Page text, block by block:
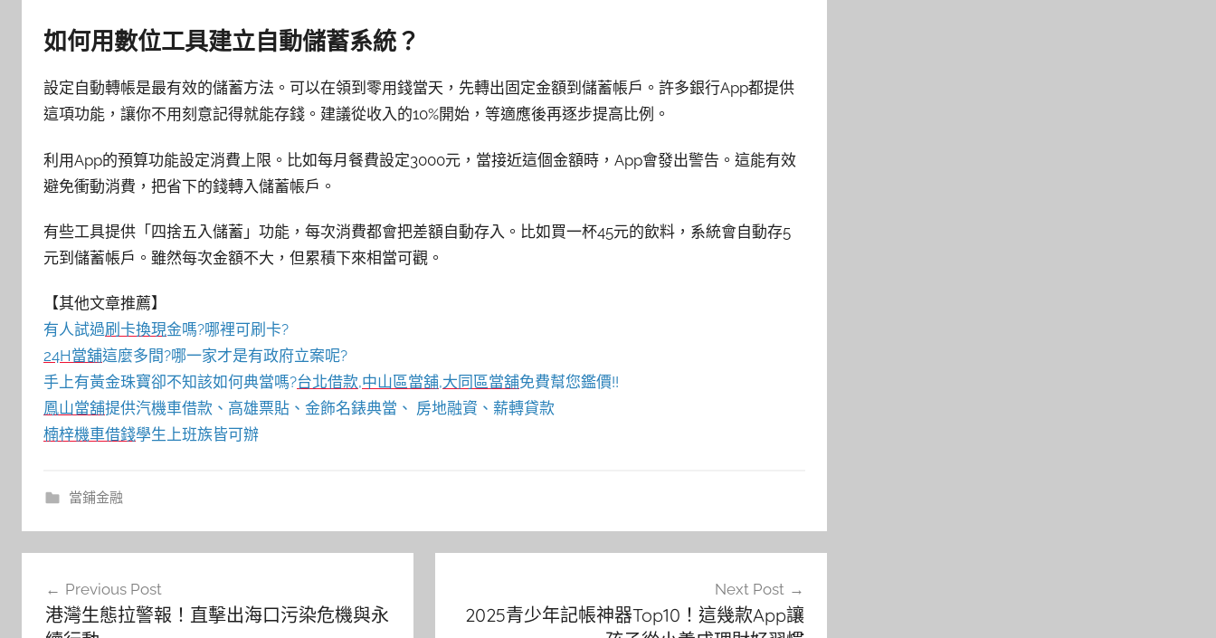
如何用數位工具建立自動儲蓄系統？
設定自動轉帳是最有效的儲蓄方法。可以在領到零用錢當天，先轉出固定金額到儲蓄帳戶。許多銀行App都提供
這項功能，讓你不用刻意記得就能存錢。建議從收入的10%開始，等適應後再逐步提高比例。
利用App的預算功能設定消費上限。比如每月餐費設定3000元，當接近這個金額時，App會發出警告。這能有效
避免衝動消費，把省下的錢轉入儲蓄帳戶。
有些工具提供「四捨五入儲蓄」功能，每次消費都會把差額自動存入。比如買一杯45元的飲料，系統會自動存5
元到儲蓄帳戶。雖然每次金額不大，但累積下來相當可觀。
【其他文章推薦】
有人試過刷卡換現金嗎?哪裡可刷卡?
24H當舖這麼多間?哪一家才是有政府立案呢?
手上有黃金珠寶卻不知該如何典當嗎?台北借款,中山區當舖,大同區當舖免費幫您鑑價!!
鳳山當舖提供汽機車借款、高雄票貼、金飾名錶典當、 房地融資、薪轉貸款
楠梓機車借錢學生上班族皆可辦
當鋪金融
Previous Post
港灣生態拉警報！直擊出海口污染危機與永
Next Post
2025青少年記帳神器Top10！這幾款App讓